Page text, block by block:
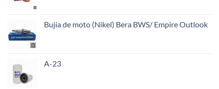
Bujía de moto (Nikel) Bera BWS/ Empire Outlook
A-23